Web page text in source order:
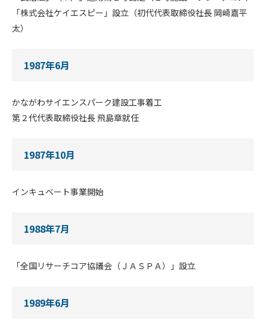
「株式会社ケイエスピー」設立（初代代表取締役社長 岡崎嘉平
太）
1987年6月
かながわサイエンスパーク建設工事着工
第２代代表取締役社長 飛島章就任
1987年10月
インキュベート事業開始
1988年7月
「全国リサーチコア協議会（ＪＡＳＰＡ）」設立
1989年6月